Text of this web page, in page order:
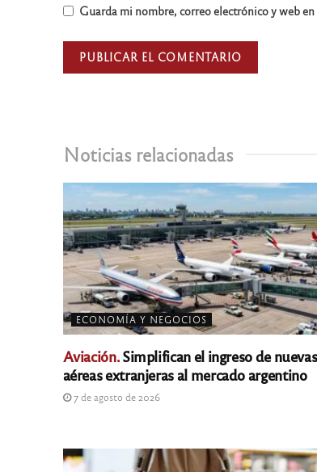
Noticias relacionadas
ECONOMÍA Y NEGOCIOS
Aviación.Simplifican el ingreso de
aéreas extranjeras al mercado argentino
7 de agosto de 2026
Guarda mi nombre, correo electrónico y web